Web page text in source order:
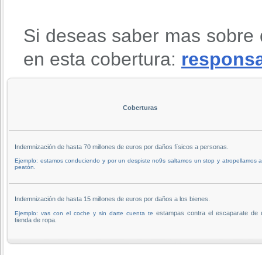
Si deseas saber mas
en esta cobertura:
Coberturas
Indemnización de hasta 70 millones de euros por daños físicos a personas.
Ejemplo: estamos conduciendo y por un despiste no9s saltamos un stop y atropellamos
peatón.
Indemnización de hasta 15 millones de euros por daños a los bienes.
Ejemplo: vas con el coche y sin darte cuenta te estampas contra el escaparate de
tienda de ropa.